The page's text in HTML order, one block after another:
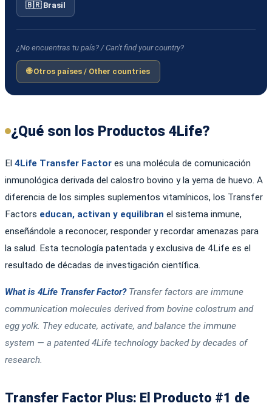
🇧🇷 Brasil
¿No encuentras tu país? / Can't find your country?
🌐 Otros países / Other countries
¿Qué son los Productos 4Life?
El 4Life Transfer Factor es una molécula de comunicación
inmunológica derivada del calostro bovino y la yema de huevo. A
diferencia de los simples suplementos vitamínicos, los Transfer
Factors educan, activan y equilibran el sistema inmune,
enseñándole a reconocer, responder y recordar amenazas para
la salud. Esta tecnología patentada y exclusiva de 4Life es el
resultado de décadas de investigación científica.
What is 4Life Transfer Factor?Transfer factors are immune
communication molecules derived from bovine colostrum and
egg yolk. They educate, activate, and balance the immune
system — a patented 4Life technology backed by decades of
research.
Transfer Factor Plus: El Producto #1 de